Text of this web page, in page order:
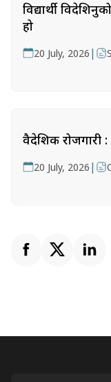
विद्यार्थी
हो
20 July, 2026 |
वैदेशिक रोजगारी
20 July, 2026 |